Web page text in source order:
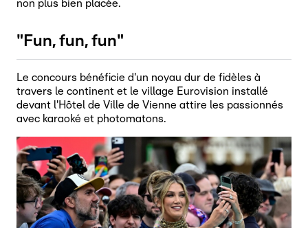
non plus bien placée.
"Fun, fun, fun"
Le concours bénéficie d'un noyau dur de fidèles à
travers le continent et le village Eurovision installé
devant l'Hôtel de Ville de Vienne attire les passionnés
avec karaoké et photomatons.